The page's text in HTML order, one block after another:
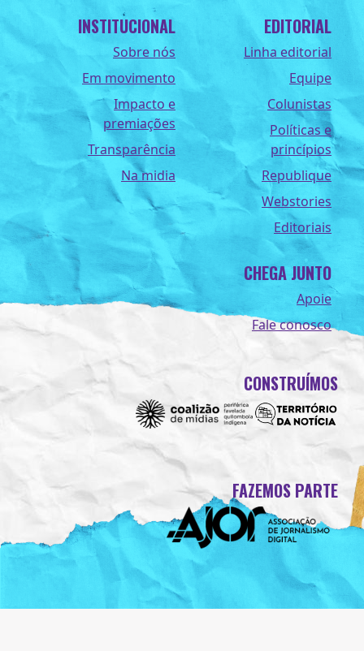
INSTITUCIONAL
Sobre nós
Em movimento
Impacto e
premiações
Transparência
Na midia
EDITORIAL
Linha editorial
Equipe
Colunistas
Políticas e
princípios
Republique
Webstories
Editoriais
CHEGA JUNTO
Apoie
Fale conosco
CONSTRUÍMOS
FAZEMOS PARTE